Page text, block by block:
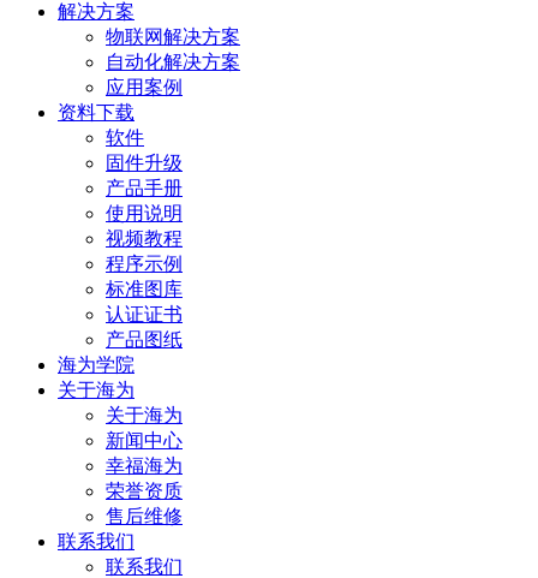
解决方案
物联网解决方案
自动化解决方案
应用案例
资料下载
软件
固件升级
产品手册
使用说明
视频教程
程序示例
标准图库
认证证书
产品图纸
海为学院
关于海为
关于海为
新闻中心
幸福海为
荣誉资质
售后维修
联系我们
联系我们